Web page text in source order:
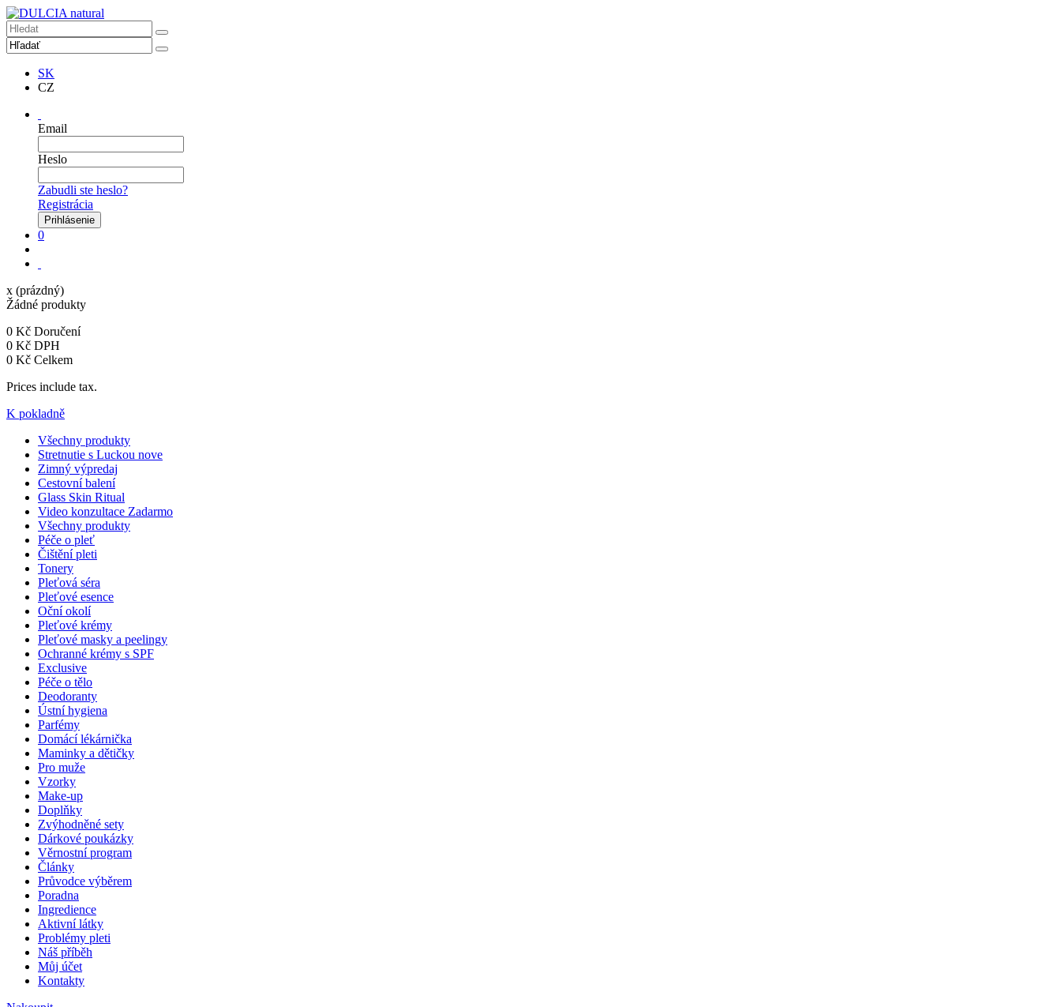
SK
CZ
Email
Heslo
Zabudli ste heslo?
Registrácia
0
x (prázdný)
Žádné produkty
0 Kč Doručení
0 Kč DPH
0 Kč Celkem
Prices include tax.
K pokladně
Všechny produkty
Stretnutie s Luckou nove
Zimný výpredaj
Cestovní balení
Glass Skin Ritual
Video konzultace Zadarmo
Všechny produkty
Péče o pleť
Čištění pleti
Tonery
Pleťová séra
Pleťové esence
Oční okolí
Pleťové krémy
Pleťové masky a peelingy
Ochranné krémy s SPF
Exclusive
Péče o tělo
Deodoranty
Ústní hygiena
Parfémy
Domácí lékárnička
Maminky a dětičky
Pro muže
Vzorky
Make-up
Doplňky
Zvýhodněné sety
Dárkové poukázky
Věrnostní program
Články
Průvodce výběrem
Poradna
Ingredience
Aktivní látky
Problémy pleti
Náš příběh
Můj účet
Kontakty